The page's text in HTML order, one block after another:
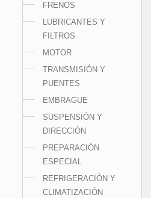
FRENOS
LUBRICANTES Y
FILTROS
MOTOR
TRANSMISIÓN Y
PUENTES
EMBRAGUE
SUSPENSIÓN Y
DIRECCIÓN
PREPARACIÓN
ESPECIAL
REFRIGERACIÓN Y
CLIMATIZACIÓN